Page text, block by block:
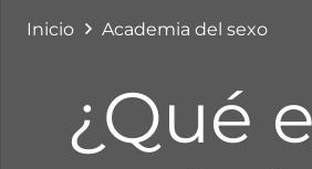
Inicio Academia del sexo
¿Qué